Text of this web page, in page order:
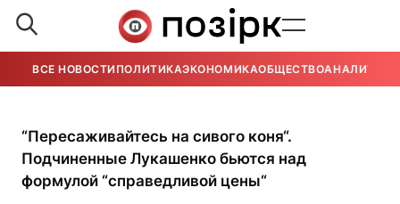
ВСЕ НОВОСТИ ПОЛИТИКАЭКОНОМИКАОБЩЕСТВОАНАЛИТИКА
“Пересаживайтесь на сивого коня“.
Подчиненные Лукашенко бьются над
формулой “справедливой цены“